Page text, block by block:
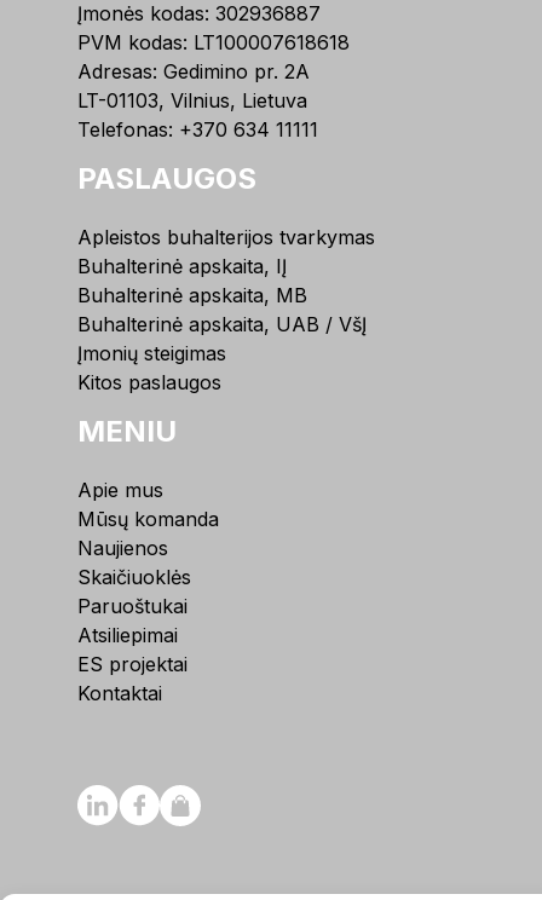
Įmonės kodas: 302936887
PVM kodas: LT100007618618
Adresas: Gedimino pr. 2A
LT-01103, Vilnius, Lietuva
Telefonas: +370 634 11111
PASLAUGOS
Apleistos buhalterijos tvarkymas
Buhalterinė apskaita, IĮ
Buhalterinė apskaita, MB
Buhalterinė apskaita, UAB / VšĮ
Įmonių steigimas
Kitos paslaugos
MENIU
Apie mus
Mūsų komanda
Naujienos
Skaičiuoklės
Paruoštukai
Atsiliepimai
ES projektai
Kontaktai